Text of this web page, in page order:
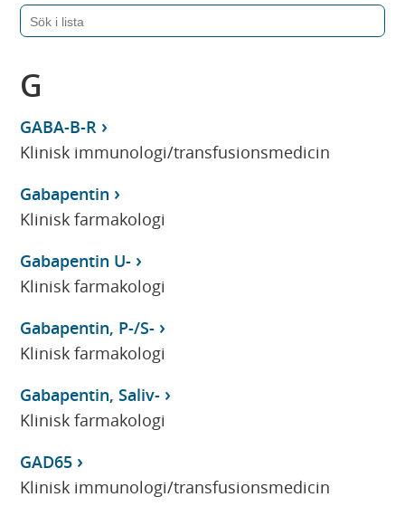
G
GABA-B-R
Klinisk immunologi/transfusionsmedicin
Gabapentin
Klinisk farmakologi
Gabapentin U-
Klinisk farmakologi
Gabapentin, P-/S-
Klinisk farmakologi
Gabapentin, Saliv-
Klinisk farmakologi
GAD65
Klinisk immunologi/transfusionsmedicin